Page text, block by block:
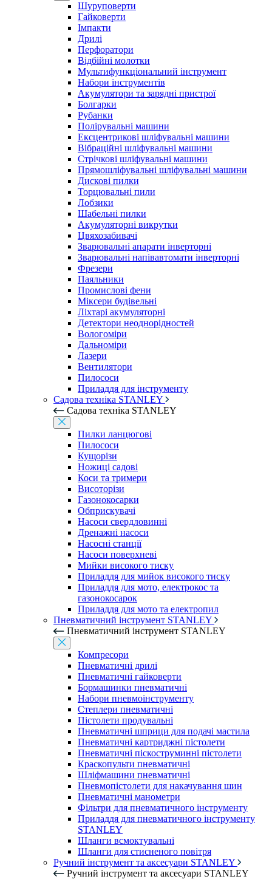
Шуруповерти
Гайковерти
Імпакти
Дрилі
Перфоратори
Відбійні молотки
Мультифункціональний інструмент
Набори інструментів
Акумулятори та зарядні пристрої
Болгарки
Рубанки
Полірувальні машини
Ексцентрикові шліфувальні машини
Вібраційні шліфувальні машини
Стрічкові шліфувальні машини
Прямошліфувальні шліфувальні машини
Дискові пилки
Торцювальні пили
Лобзики
Шабельні пилки
Акумуляторні викрутки
Цвяхозабивачі
Зварювальні апарати інверторні
Зварювальні напівавтомати інверторні
Фрезери
Паяльники
Промислові фени
Міксери будівельні
Ліхтарі акумуляторні
Детектори неоднорідностей
Вологоміри
Дальноміри
Лазери
Вентилятори
Пилососи
Приладдя для інструменту
Садова техніка STANLEY
Садова техніка STANLEY
Пилки ланцюгові
Пилососи
Кущорізи
Ножиці садові
Коси та тримери
Висоторізи
Газонокосарки
Обприскувачі
Насоси свердловинні
Дренажні насоси
Насосні станції
Насоси поверхневі
Мийки високого тиску
Приладдя для мийок високого тиску
Приладдя для мото, електрокос та
газонокосарок
Приладдя для мото та електропил
Пневматичний інструмент STANLEY
Пневматичний інструмент STANLEY
Компресори
Пневматичні дрилі
Пневматичні гайковерти
Бормашинки пневматичні
Набори пневмоінструменту
Степлери пневматичні
Пістолети продувальні
Пневматичні шприци для подачі мастила
Пневматичні картриджні пістолети
Пневматичні піскоструминні пістолети
Краскопульти пневматичні
Шліфмашини пневматичні
Пневмопістолети для накачування шин
Пневматичні манометри
Фільтри для пневматичного інструменту
Приладдя для пневматичного інструменту
STANLEY
Шланги всмоктувальні
Шланги для стисненого повітря
Ручний інструмент та аксесуари STANLEY
Ручний інструмент та аксесуари STANLEY